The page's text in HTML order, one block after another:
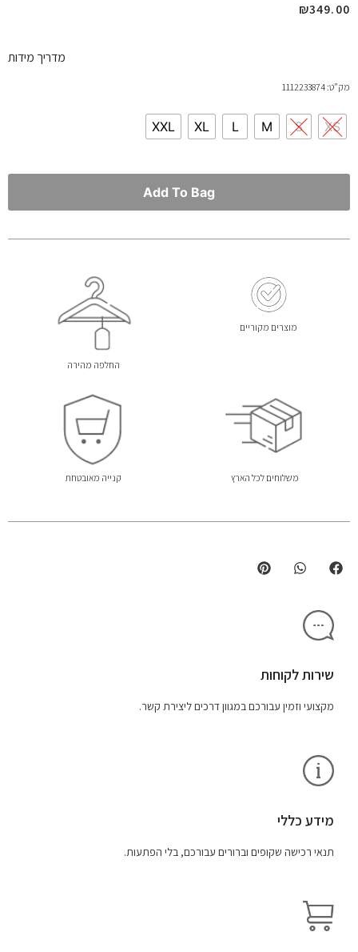
₪349.00
מדריך מידות
מק"ט: 1112233874
XS
S
M
L
XL
XXL
Add To Bag
מוצרים מקוריים
החלפה מהירה
משלוחים לכל הארץ קנייה מאובטחת
שירות לקוחות
מקצועי וזמין עבורכם במגוון דרכים ליצירת קשר.
מידע כללי
תנאי רכישה שקופים וברורים עבורכם, בלי הפתעות.